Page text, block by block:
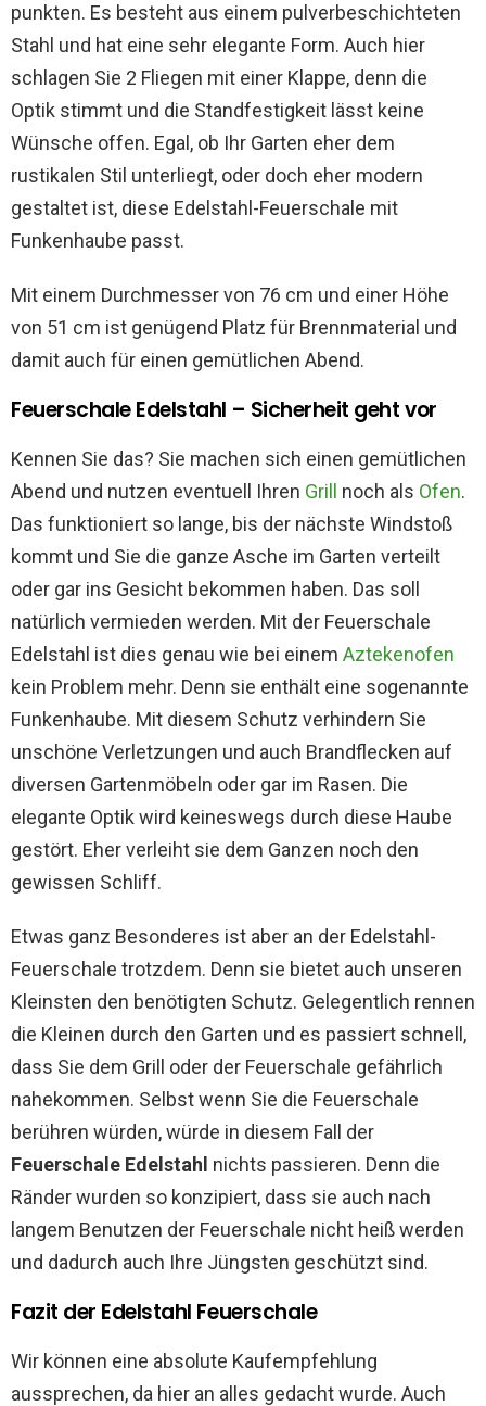
punkten. Es besteht aus einem pulverbeschichteten
Stahl und hat eine sehr elegante Form. Auch hier
schlagen Sie 2 Fliegen mit einer Klappe, denn die
Optik stimmt und die Standfestigkeit lässt keine
Wünsche offen. Egal, ob Ihr Garten eher dem
rustikalen Stil unterliegt, oder doch eher modern
gestaltet ist, diese Edelstahl-Feuerschale mit
Funkenhaube passt.
Mit einem Durchmesser von 76 cm und einer Höhe
von 51 cm ist genügend Platz für Brennmaterial und
damit auch für einen gemütlichen Abend.
Feuerschale Edelstahl – Sicherheit geht vor
Kennen Sie das? Sie machen sich einen gemütlichen
Abend und nutzen eventuell Ihren Grill noch als Ofen.
Das funktioniert so lange, bis der nächste Windstoß
kommt und Sie die ganze Asche im Garten verteilt
oder gar ins Gesicht bekommen haben. Das soll
natürlich vermieden werden. Mit der Feuerschale
Edelstahl ist dies genau wie bei einem Aztekenofen
kein Problem mehr. Denn sie enthält eine sogenannte
Funkenhaube. Mit diesem Schutz verhindern Sie
unschöne Verletzungen und auch Brandflecken auf
diversen Gartenmöbeln oder gar im Rasen. Die
elegante Optik wird keineswegs durch diese Haube
gestört. Eher verleiht sie dem Ganzen noch den
gewissen Schliff.
Etwas ganz Besonderes ist aber an der Edelstahl-
Feuerschale trotzdem. Denn sie bietet auch unseren
Kleinsten den benötigten Schutz. Gelegentlich rennen
die Kleinen durch den Garten und es passiert schnell,
dass Sie dem Grill oder der Feuerschale gefährlich
nahekommen. Selbst wenn Sie die Feuerschale
berühren würden, würde in diesem Fall der
Feuerschale Edelstahl nichts passieren. Denn die
Ränder wurden so konzipiert, dass sie auch nach
langem Benutzen der Feuerschale nicht heiß werden
und dadurch auch Ihre Jüngsten geschützt sind.
Fazit der Edelstahl Feuerschale
Wir können eine absolute Kaufempfehlung
aussprechen, da hier an alles gedacht wurde. Auch